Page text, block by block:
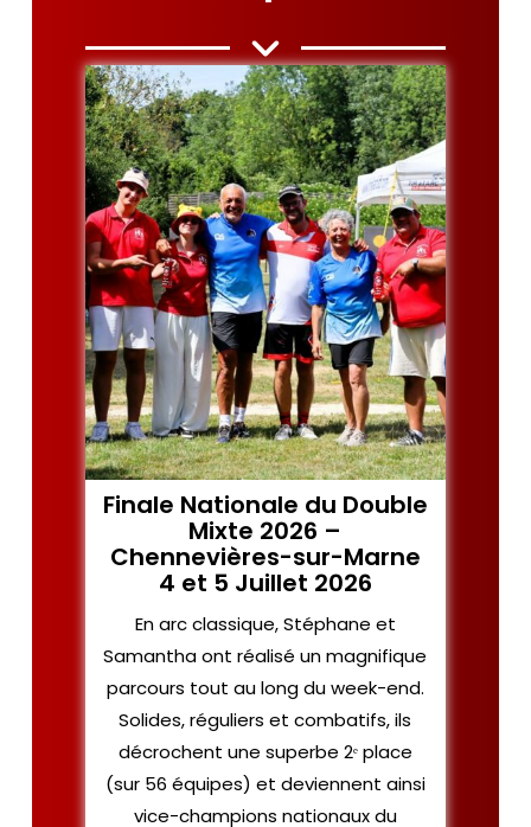
Finale Nationale du Double
Mixte 2026 –
Chennevières-sur-Marne
4 et 5 Juillet 2026
En arc classique, Stéphane et
Samantha ont réalisé un magnifique
parcours tout au long du week-end.
Solides, réguliers et combatifs, ils
décrochent une superbe 2ᵉ place
(sur 56 équipes) et deviennent ainsi
vice-champions nationaux du